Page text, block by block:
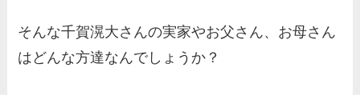
そんな千賀滉大さんの実家やお父さん、お母さん
はどんな方達なんでしょうか？